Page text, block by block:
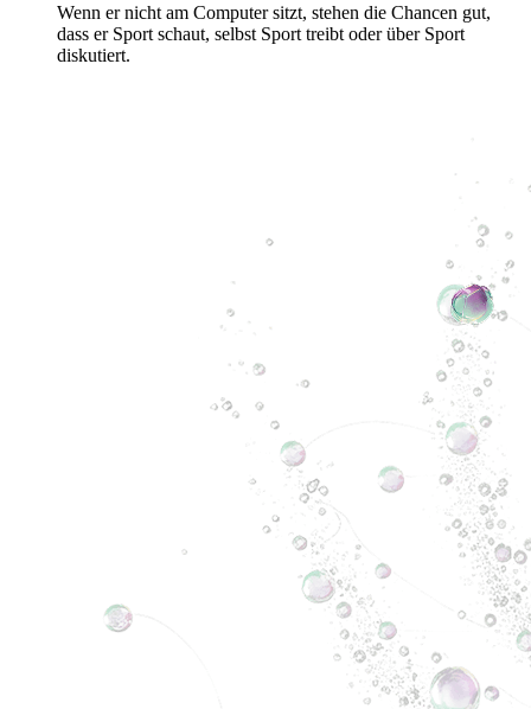
Wenn er nicht am Computer sitzt, stehen die Chancen gut,
dass er Sport schaut, selbst Sport treibt oder über Sport
diskutiert.